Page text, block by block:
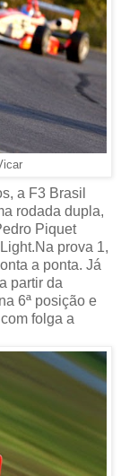
a F3 Brasil
rodada dupla,
Piquet
prova 1,
a ponta. Já
partir da
6ª posição e
folga a